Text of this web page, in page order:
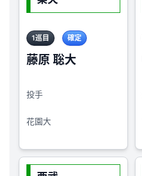
1巡目 確定
藤原 聡大
投手
花園大